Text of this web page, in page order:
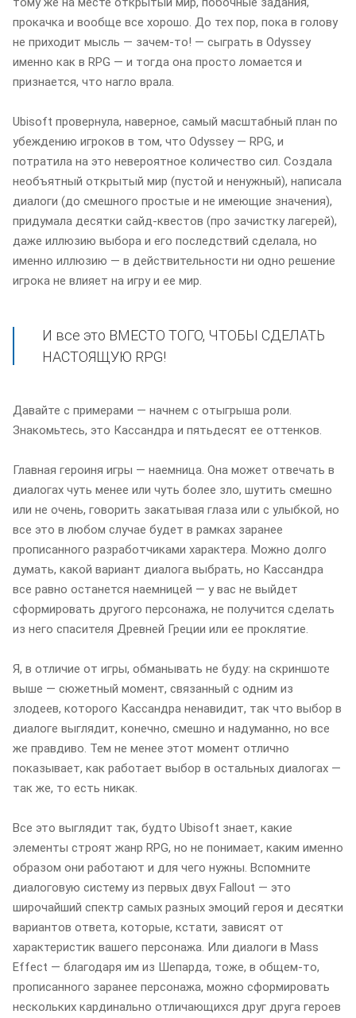
прокачка и вообще все хорошо. До тех пор, пока в голову
не приходит мысль — зачем-то! — сыграть в Odyssey
именно как в RPG — и тогда она просто ломается и
признается, что нагло врала.
Ubisoft провернула, наверное, самый масштабный план по
убеждению игроков в том, что Odyssey — RPG, и
потратила на это невероятное количество сил. Создала
необъятный открытый мир (пустой и ненужный), написала
диалоги (до смешного простые и не имеющие значения),
придумала десятки сайд-квестов (про зачистку лагерей),
даже иллюзию выбора и его последствий сделала, но
именно иллюзию — в действительности ни одно решение
игрока не влияет на игру и ее мир.
И все это ВМЕСТО ТОГО, ЧТОБЫ СДЕЛАТЬ
НАСТОЯЩУЮ RPG!
Давайте с примерами — начнем с отыгрыша роли.
Знакомьтесь, это Кассандра и пятьдесят ее оттенков.
Главная героиня игры — наемница. Она может отвечать в
диалогах чуть менее или чуть более зло, шутить смешно
или не очень, говорить закатывая глаза или с улыбкой, но
все это в любом случае будет в рамках заранее
прописанного разработчиками характера. Можно долго
думать, какой вариант диалога выбрать, но Кассандра
все равно останется наемницей — у вас не выйдет
сформировать другого персонажа, не получится сделать
из него спасителя Древней Греции или ее проклятие.
Я, в отличие от игры, обманывать не буду: на скриншоте
выше — сюжетный момент, связанный с одним из
злодеев, которого Кассандра ненавидит, так что выбор в
диалоге выглядит, конечно, смешно и надуманно, но все
же правдиво. Тем не менее этот момент отлично
показывает, как работает выбор в остальных диалогах —
так же, то есть никак.
Все это выглядит так, будто Ubisoft знает, какие
элементы строят жанр RPG, но не понимает, каким именно
образом они работают и для чего нужны. Вспомните
диалоговую систему из первых двух Fallout — это
широчайший спектр самых разных эмоций героя и десятки
вариантов ответа, которые, кстати, зависят от
характеристик вашего персонажа. Или диалоги в Mass
Effect — благодаря им из Шепарда, тоже, в общем-то,
прописанного заранее персонажа, можно сформировать
нескольких кардинально отличающихся друг друга героев